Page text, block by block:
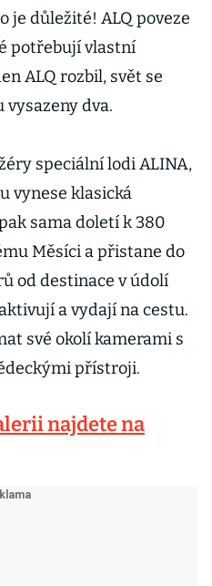
je důležité! ALQ poveze
potřebují vlastní
ALQ rozbil, svět se
dva.
speciální lodi ALINA,
vynese klasická
sama doletí k 380
Měsíci a přistane do
od destinace v údolí
a vydají na cestu.
své okolí kamerami s
přístroji.
najdete na